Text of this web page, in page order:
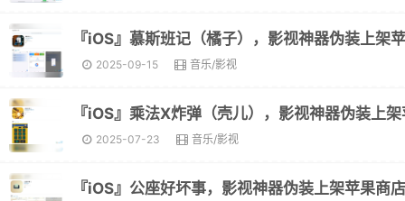
2025-09-15 音乐/影视
2025-07-23 音乐/影视
『iOS』公座好坏事，影视神器伪装上架苹果商店